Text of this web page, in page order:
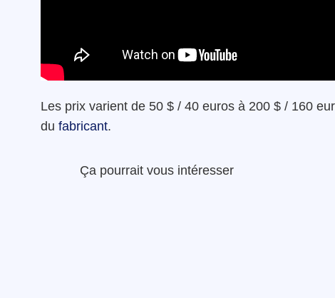
Les prix varient de 50 $ / 40 euros à 200 $ / 160
du fabricant.
Ça pourrait vous intéresser